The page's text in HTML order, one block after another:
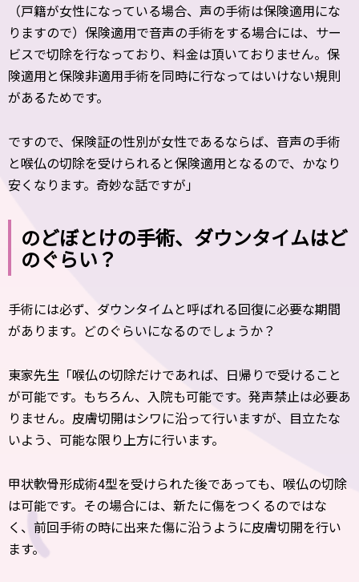
（戸籍が女性になっている場合、声の手術は保険適用にな
りますので）保険適用で音声の手術をする場合には、サー
ビスで切除を行なっており、料金は頂いておりません。保
険適用と保険非適用手術を同時に行なってはいけない規則
があるためです。
ですので、保険証の性別が女性であるならば、音声の手術
と喉仏の切除を受けられると保険適用となるので、かなり
安くなります。奇妙な話ですが」
のどぼとけの手術、ダウンタイムはど
のぐらい？
手術には必ず、ダウンタイムと呼ばれる回復に必要な期間
があります。どのぐらいになるのでしょうか？
東家先生「喉仏の切除だけであれば、日帰りで受けること
が可能です。もちろん、入院も可能です。発声禁止は必要あ
りません。皮膚切開はシワに沿って行いますが、目立たな
いよう、可能な限り上方に行います。
甲状軟骨形成術4型を受けられた後であっても、喉仏の切除
は可能です。その場合には、新たに傷をつくるのではな
く、前回手術の時に出来た傷に沿うように皮膚切開を行い
ます。